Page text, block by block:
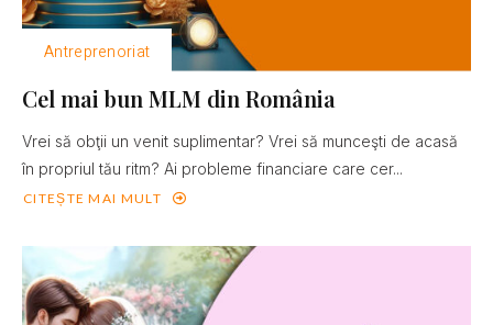
Antreprenoriat
Cel mai bun MLM din România
Vrei să obţii un venit suplimentar? Vrei să munceşti de acasă
în propriul tău ritm? Ai probleme financiare care cer...
CITEȘTE MAI MULT